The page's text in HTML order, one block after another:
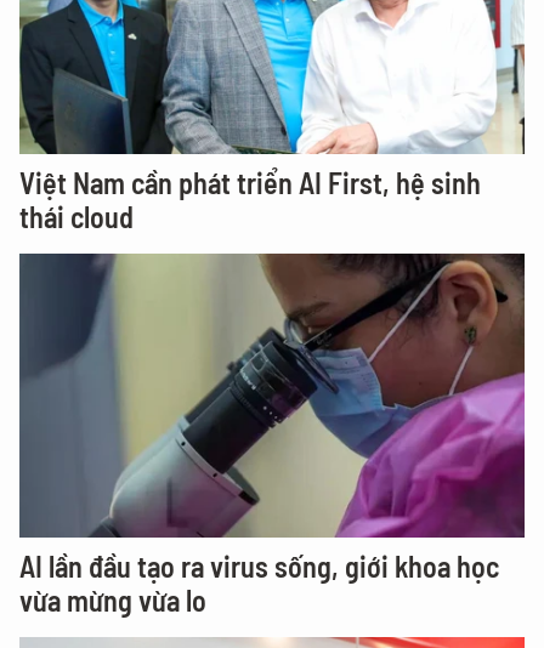
Việt Nam cần phát triển AI First, hệ sinh
thái cloud
AI lần đầu tạo ra virus sống, giới khoa học
vừa mừng vừa lo